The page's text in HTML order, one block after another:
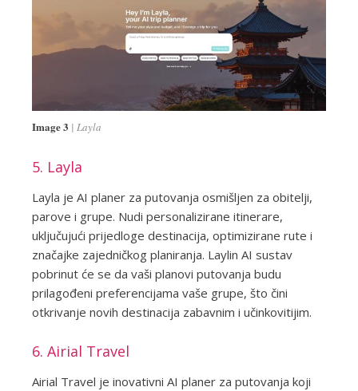
Image 3 Layla
5. Layla
Layla je AI planer za putovanja osmišljen za obitelji,
parove i grupe. Nudi personalizirane itinerare,
uključujući prijedloge destinacija, optimizirane rute i
značajke zajedničkog planiranja. Laylin AI sustav
pobrinut će se da vaši planovi putovanja budu
prilagođeni preferencijama vaše grupe, što čini
otkrivanje novih destinacija zabavnim i učinkovitijim.
6. Airial Travel
Airial Travel je inovativni AI planer za putovanja koji